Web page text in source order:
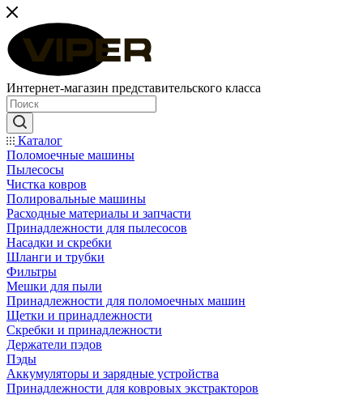
Интернет-магазин представительского класса
Каталог
Поломоечные машины
Пылесосы
Чистка ковров
Полировальные машины
Расходные материалы и запчасти
Принадлежности для пылесосов
Насадки и скребки
Шланги и трубки
Фильтры
Мешки для пыли
Принадлежности для поломоечных машин
Щетки и принадлежности
Скребки и принадлежности
Держатели пэдов
Пэды
Аккумуляторы и зарядные устройства
Принадлежности для ковровых экстракторов